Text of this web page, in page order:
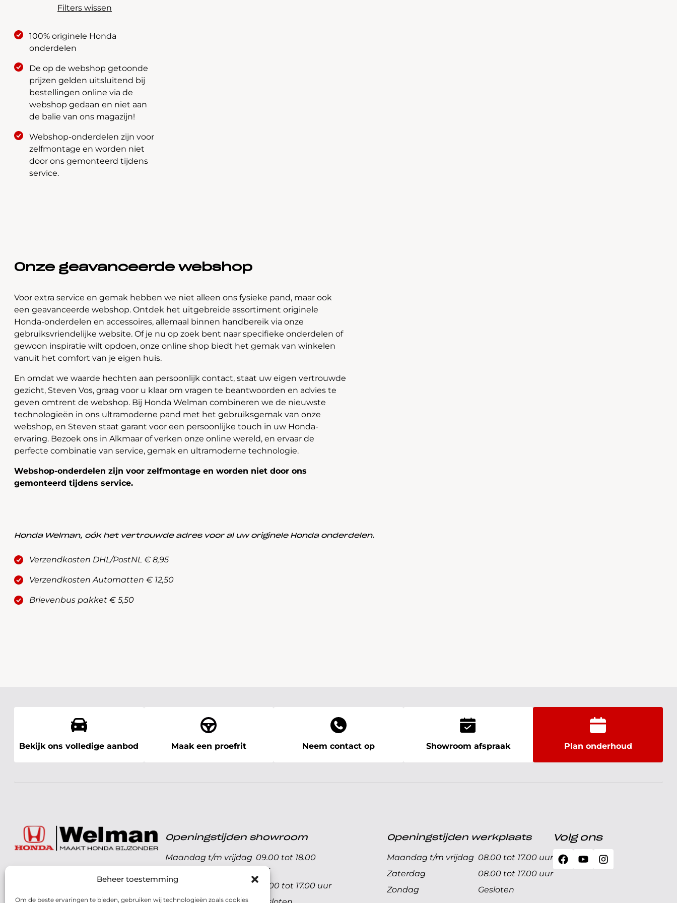
Beheer toestemming
Om de beste ervaringen te bieden, gebruiken wij technologieën zoals cookies
Filters wissen
100% originele Honda
onderdelen
De op de webshop getoonde
prijzen gelden uitsluitend bij
bestellingen online via de
webshop gedaan en niet aan
de balie van ons magazijn!
Webshop-onderdelen zijn voor
zelfmontage en worden niet
door ons gemonteerd tijdens
service.
Onze geavanceerde webshop
Voor extra service en gemak hebben we niet alleen ons fysieke pand, maar ook
een geavanceerde webshop. Ontdek het uitgebreide assortiment originele
Honda-onderdelen en accessoires, allemaal binnen handbereik via onze
gebruiksvriendelijke website. Of je nu op zoek bent naar specifieke onderdelen of
gewoon inspiratie wilt opdoen, onze online shop biedt het gemak van winkelen
vanuit het comfort van je eigen huis.
En omdat we waarde hechten aan persoonlijk contact, staat uw eigen vertrouwde
gezicht, Steven Vos, graag voor u klaar om vragen te beantwoorden en advies te
geven omtrent de webshop. Bij Honda Welman combineren we de nieuwste
technologieën in ons ultramoderne pand met het gebruiksgemak van onze
webshop, en Steven staat garant voor een persoonlijke touch in uw Honda-
ervaring. Bezoek ons in Alkmaar of verken onze online wereld, en ervaar de
perfecte combinatie van service, gemak en ultramoderne technologie.
Webshop-onderdelen zijn voor zelfmontage en worden niet door ons
gemonteerd tijdens service.
Honda Welman, oók het vertrouwde adres voor al uw originele Honda onderdelen.
Verzendkosten DHL/PostNL € 8,95
Verzendkosten Automatten € 12,50
Brievenbus pakket € 5,50
Bekijk ons volledige aanbod Maak een proefrit Neem contact op Showroom afspraak Plan onderhoud
072 - 57 16 9 40
Parelweg 3, 1812 RS
Openingstijden showroom
Maandag t/m vrijdag 09.00 tot 18.00
uur
Zaterdag
09.00 tot 17.00 uur
Openingstijden werkplaats
Maandag t/m vrijdag 08.00 tot 17.00 uur
Zaterdag
08.00 tot 17.00 uur
Zondag
Gesloten
Volg ons